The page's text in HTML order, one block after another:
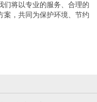
们将以专业的服务、合理的
案，共同为保护环境、节约